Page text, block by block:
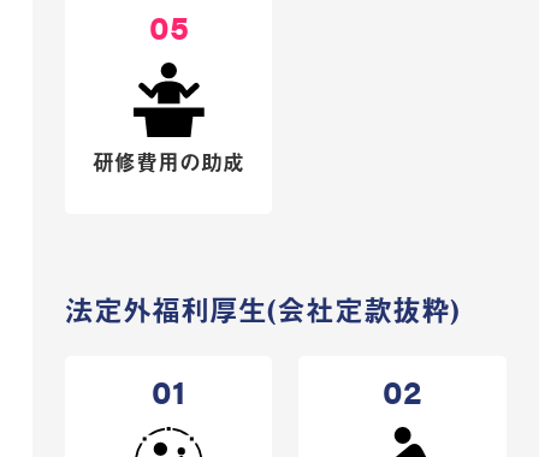
05
研修費用の助成
法定外福利厚生(会社定款抜粋)
01 02